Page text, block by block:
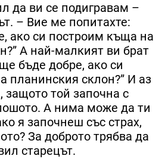
да ви се подигравам –
– Вие ме попитахте:
ако си построим къща на
А най-малкият ви брат
бъде добре, ако си
планинския склон?” И аз
защото той започна с
А нима може да ти
я започнеш със страх,
За доброто трябва да
старецът.